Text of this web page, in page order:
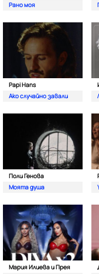
Рано моя
Papi Hans
Ако случайно завали
Поли Генова
Моята душа
Мария Илиева и Прея